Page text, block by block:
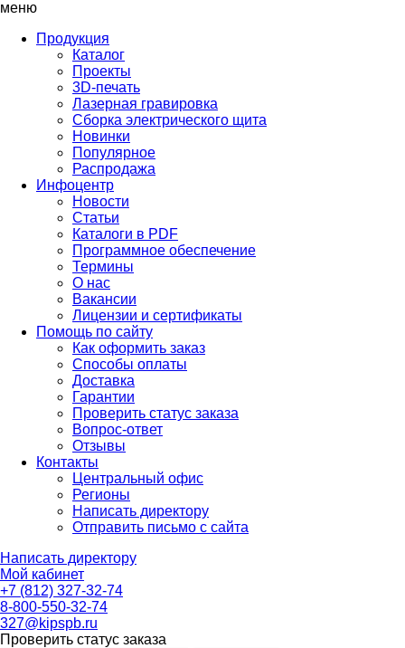
меню
Продукция
Каталог
Проекты
3D-печать
Лазерная гравировка
Сборка электрического щита
Новинки
Популярное
Распродажа
Инфоцентр
Новости
Статьи
Каталоги в PDF
Программное обеспечение
Термины
О нас
Вакансии
Лицензии и сертификаты
Помощь по сайту
Как оформить заказ
Способы оплаты
Доставка
Гарантии
Проверить статус заказа
Вопрос-ответ
Отзывы
Контакты
Центральный офис
Регионы
Написать директору
Отправить письмо с сайта
Написать директору
Мой кабинет
+7 (812) 327-32-74
8-800-550-32-74
327@kipspb.ru
Проверить статус заказа